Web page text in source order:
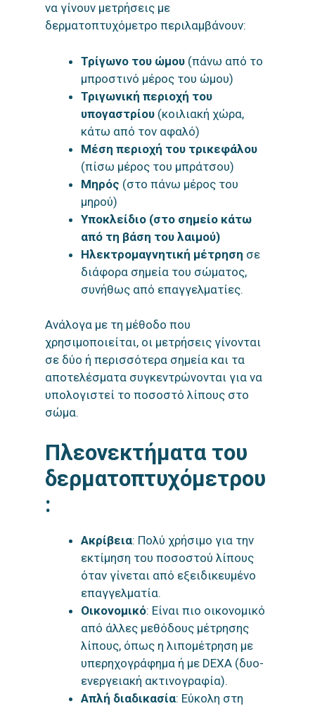
να γίνουν μετρήσεις με
δερματοπτυχόμετρο περιλαμβάνουν:
Τρίγωνο του ώμου (πάνω από το
μπροστινό μέρος του ώμου)
Τριγωνική περιοχή του
υπογαστρίου (κοιλιακή χώρα,
κάτω από τον αφαλό)
Μέση περιοχή του τρικεφάλου
(πίσω μέρος του μπράτσου)
Μηρός (στο πάνω μέρος του
μηρού)
Υποκλείδιο (στο σημείο κάτω
από τη βάση του λαιμού)
Ηλεκτρομαγνητική μέτρηση σε
διάφορα σημεία του σώματος,
συνήθως από επαγγελματίες.
Ανάλογα με τη μέθοδο που
χρησιμοποιείται, οι μετρήσεις γίνονται
σε δύο ή περισσότερα σημεία και τα
αποτελέσματα συγκεντρώνονται για να
υπολογιστεί το ποσοστό λίπους στο
σώμα.
Πλεονεκτήματα του
δερματοπτυχόμετρου
:
Ακρίβεια: Πολύ χρήσιμο για την
εκτίμηση του ποσοστού λίπους
όταν γίνεται από εξειδικευμένο
επαγγελματία.
Οικονομικό: Είναι πιο οικονομικό
από άλλες μεθόδους μέτρησης
λίπους, όπως η λιπομέτρηση με
υπερηχογράφημα ή με DEXA (δυο-
ενεργειακή ακτινογραφία).
Απλή διαδικασία: Εύκολη στη